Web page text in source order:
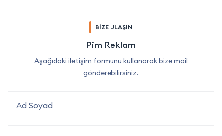
BİZE ULAŞIN
Pim Reklam
Aşağıdaki iletişim formunu kullanarak bize mail
gönderebilirsiniz.